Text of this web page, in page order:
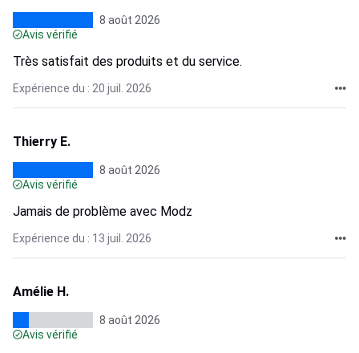
8 août 2026
Avis vérifié
Très satisfait des produits et du service.
Expérience du : 20 juil. 2026
Thierry E.
8 août 2026
Avis vérifié
Jamais de problème avec Modz
Expérience du : 13 juil. 2026
Amélie H.
8 août 2026
Avis vérifié